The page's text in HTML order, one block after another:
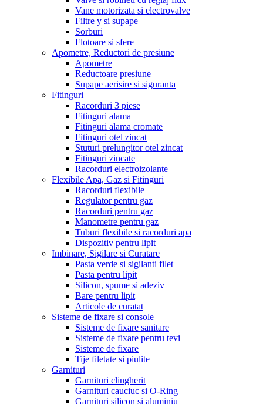
Vane motorizata si electrovalve
Filtre y si supape
Sorburi
Flotoare si sfere
Apometre, Reductori de presiune
Apometre
Reductoare presiune
Supape aerisire si siguranta
Fitinguri
Racorduri 3 piese
Fitinguri alama
Fitinguri alama cromate
Fitinguri otel zincat
Stuturi prelungitor otel zincat
Fitinguri zincate
Racorduri electroizolante
Flexibile Apa, Gaz si Fitinguri
Racorduri flexibile
Regulator pentru gaz
Racorduri pentru gaz
Manometre pentru gaz
Tuburi flexibile si racorduri apa
Dispozitiv pentru lipit
Imbinare, Sigilare si Curatare
Pasta verde si sigilanti filet
Pasta pentru lipit
Silicon, spume si adeziv
Bare pentru lipit
Articole de curatat
Sisteme de fixare si console
Sisteme de fixare sanitare
Sisteme de fixare pentru tevi
Sisteme de fixare
Tije filetate si piulite
Garnituri
Garnituri clingherit
Garnituri cauciuc si O-Ring
Garnituri silicon si aluminiu